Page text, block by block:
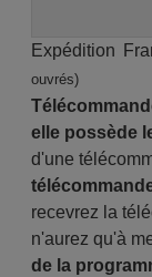
Expédition
ouvrés)
elle possède
d'une
recevrez la
n'aurez qu'à
de la